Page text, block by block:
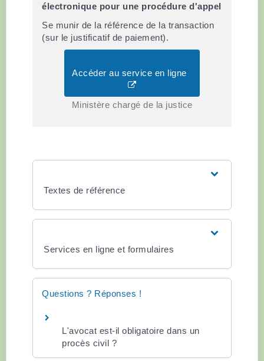
électronique pour une procédure d'appel
Se munir de la référence de la transaction
(sur le justificatif de paiement).
Accéder au service en ligne
Ministère chargé de la justice
Textes de référence
Services en ligne et formulaires
Questions ? Réponses !
L'avocat est-il obligatoire dans un
procès civil ?